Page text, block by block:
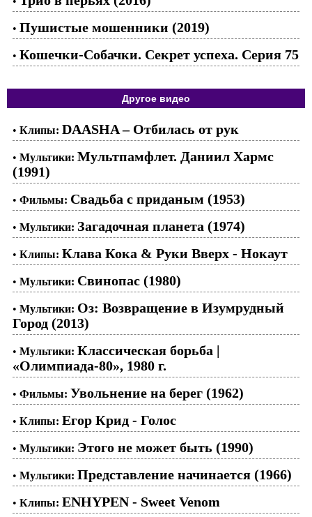
• Пушистые мошенники (2019)
• Кошечки-Собачки. Секрет успеха. Серия 75
Другое видео
• Клипы: DAASHA – Отбилась от рук
• Мультики: Мультпамфлет. Даниил Хармс
(1991)
• Фильмы: Свадьба с приданым (1953)
• Мультики: Загадочная планета (1974)
• Клипы: Клава Кока & Руки Вверх - Нокаут
• Мультики: Свинопас (1980)
• Мультики: Оз: Возвращение в Изумрудный
Город (2013)
• Мультики: Классическая борьба |
«Олимпиада-80», 1980 г.
• Фильмы: Увольнение на берег (1962)
• Клипы: Егор Крид - Голос
• Мультики: Этого не может быть (1990)
• Мультики: Представление начинается (1966)
• Клипы: ENHYPEN - Sweet Venom